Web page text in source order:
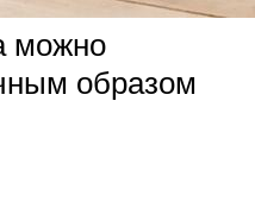
можно
образом